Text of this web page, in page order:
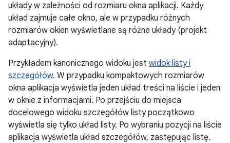
układy w zależności od rozmiaru okna aplikacji. Każdy
układ zajmuje całe okno, ale w przypadku różnych
rozmiarów okien wyświetlane są różne układy (projekt
adaptacyjny).
Przykładem kanonicznego widoku jest widok listy i
szczegółów. W przypadku kompaktowych rozmiarów
okna aplikacja wyświetla jeden układ treści na liście i jeden
w oknie z informacjami. Po przejściu do miejsca
docelowego widoku szczegółów listy początkowo
wyświetla się tylko układ listy. Po wybraniu pozycji na liście
aplikacja wyświetla układ szczegółów, zastępując listę.